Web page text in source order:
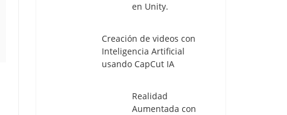
en Unity.
Creación de videos con
Inteligencia Artificial
usando CapCut IA
Realidad
Aumentada con